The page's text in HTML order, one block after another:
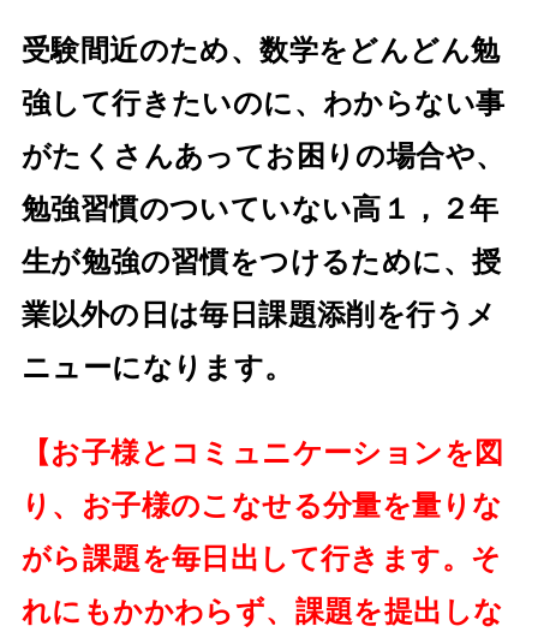
受験間近のため、数学をどんどん勉
強して行きたいのに、わからない事
がたくさんあってお困りの場合や、
勉強習慣のついていない高１，２年
生が勉強の習慣をつけるために、授
業以外の日は毎日課題添削を行うメ
ニューになります。
【お子様とコミュニケーションを図
り、お子様のこなせる分量を量りな
がら課題を毎日出して行きます。そ
れにもかかわらず、課題を提出しな